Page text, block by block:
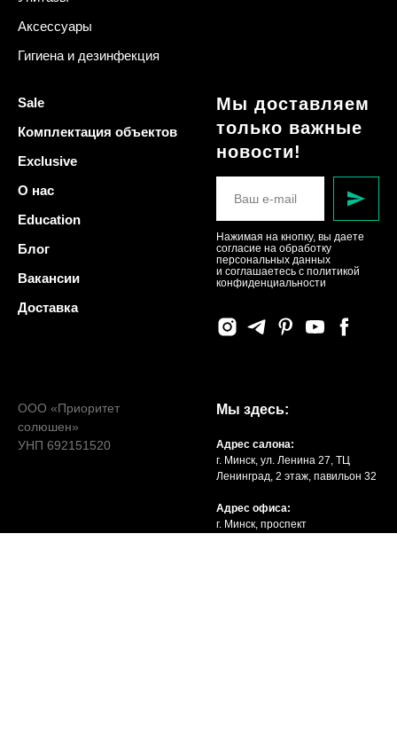
Аксессуары
Гигиена и дезинфекция
Sale
Комплектация объектов
Exclusive
О нас
Education
Блог
Вакансии
Доставка
Мы доставляем
только важные
новости!
Нажимая на кнопку, вы даете
согласие на обработку
персональных данных
и соглашаетесь c политикой
конфиденциальности
ООО «Приоритет
солюшен»
УНП 692151520
Мы здесь:
Адрес салона:
г. Минск, ул. Ленина 27, ТЦ
Ленинград, 2 этаж, павильон 32
Адрес офиса:
г. Минск, проспект